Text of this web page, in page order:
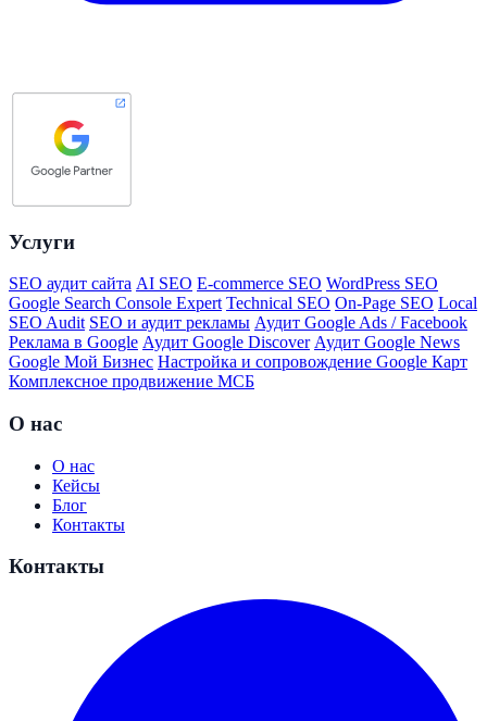
Услуги
SEO аудит сайта AI SEO E-commerce SEO WordPress SEO
Google Search Console Expert Technical SEO On-Page SEO Local
SEO Audit SEO и аудит рекламы Аудит Google Ads / Facebook
Реклама в Google Аудит Google Discover Аудит Google News
Google Мой Бизнес Настройка и сопровождение Google Карт
Комплексное продвижение МСБ
О нас
О нас
Кейсы
Блог
Контакты
Контакты